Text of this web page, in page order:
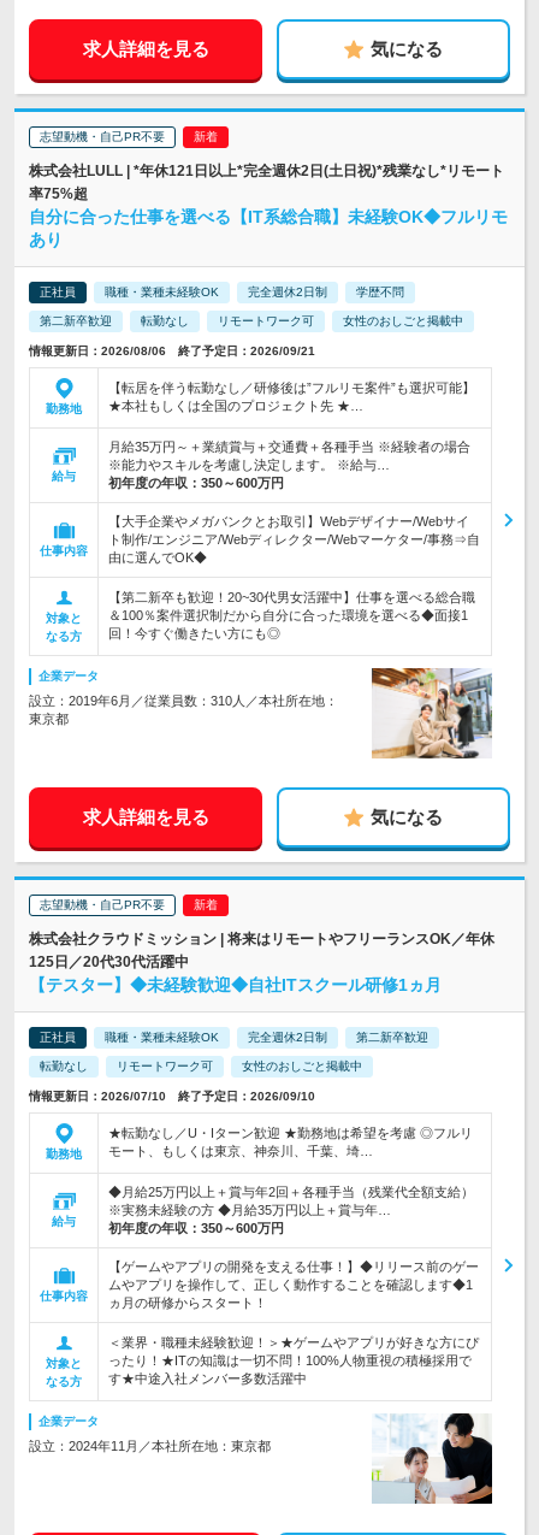
求人詳細を見る 気になる
志望動機・自己PR不要
株式会社LULL | *年休121日以上*完全週休2日(土日祝)*残業なし*リモート
率75%超
自分に合った仕事を選べる【IT系総合職】未経験OK◆フルリモ
あり
正社員 職種・業種未経験OK 完全週休2日制 学歴不問
第二新卒歓迎 転勤なし リモートワーク可 女性のおしごと掲載中
情報更新日：2026/08/06 終了予定日：2026/09/21
勤務地
【転居を伴う転勤なし／研修後は”フルリモ案件”も選択可能】
★本社もしくは全国のプロジェクト先 ★…
給与
月給35万円～＋業績賞与＋交通費＋各種手当 ※経験者の場合
※能力やスキルを考慮し決定します。 ※給与…
初年度の年収： 350～600万円
仕事内容
【大手企業やメガバンクとお取引】Webデザイナー/Webサイ
ト制作/エンジニア/Webディレクター/Webマーケター/事務⇒自
由に選んでOK◆
対象と
なる方
【第二新卒も歓迎！20~30代男女活躍中】仕事を選べる総合職
＆100％案件選択制だから自分に合った環境を選べる◆面接1
回！今すぐ働きたい方にも◎
企業データ
設立：2019年6月／従業員数：310人／本社所在地：
東京都
求人詳細を見る 気になる
志望動機・自己PR不要
株式会社クラウドミッション | 将来はリモートやフリーランスOK／年休
125日／20代30代活躍中
【テスター】◆未経験歓迎◆自社ITスクール研修1ヵ月
正社員 職種・業種未経験OK 完全週休2日制 第二新卒歓迎
転勤なし リモートワーク可 女性のおしごと掲載中
情報更新日：2026/07/10 終了予定日：2026/09/10
勤務地
★転勤なし／U・Iターン歓迎 ★勤務地は希望を考慮 ◎フルリ
モート、もしくは東京、神奈川、千葉、埼…
給与
◆月給25万円以上＋賞与年2回＋各種手当（残業代全額支給）
※実務未経験の方 ◆月給35万円以上＋賞与年…
初年度の年収： 350～600万円
仕事内容
【ゲームやアプリの開発を支える仕事！】◆リリース前のゲー
ムやアプリを操作して、正しく動作することを確認します◆1
ヵ月の研修からスタート！
対象と
なる方
＜業界・職種未経験歓迎！＞★ゲームやアプリが好きな方にぴ
ったり！★ITの知識は一切不問！100%人物重視の積極採用で
す★中途入社メンバー多数活躍中
企業データ
設立：2024年11月／本社所在地：東京都